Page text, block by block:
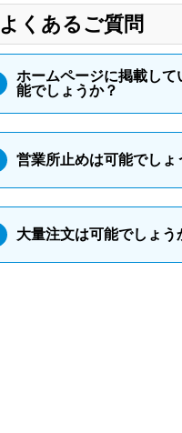
よくあるご質問
ホームページに掲載し
能でしょうか？
営業所止めは可能でしょ
大量注文は可能でしょう